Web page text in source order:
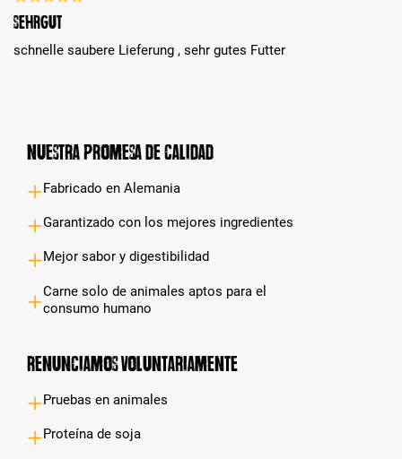
Reseña con calificación de 5 de 5 estrellas
sehrgut
schnelle saubere Lieferung , sehr gutes Futter
Nuestra promesa de calidad
Fabricado en Alemania
Garantizado con los mejores ingredientes
Mejor sabor y digestibilidad
Carne solo de animales aptos para el
consumo humano
Renunciamos voluntariamente
Pruebas en animales
Proteína de soja